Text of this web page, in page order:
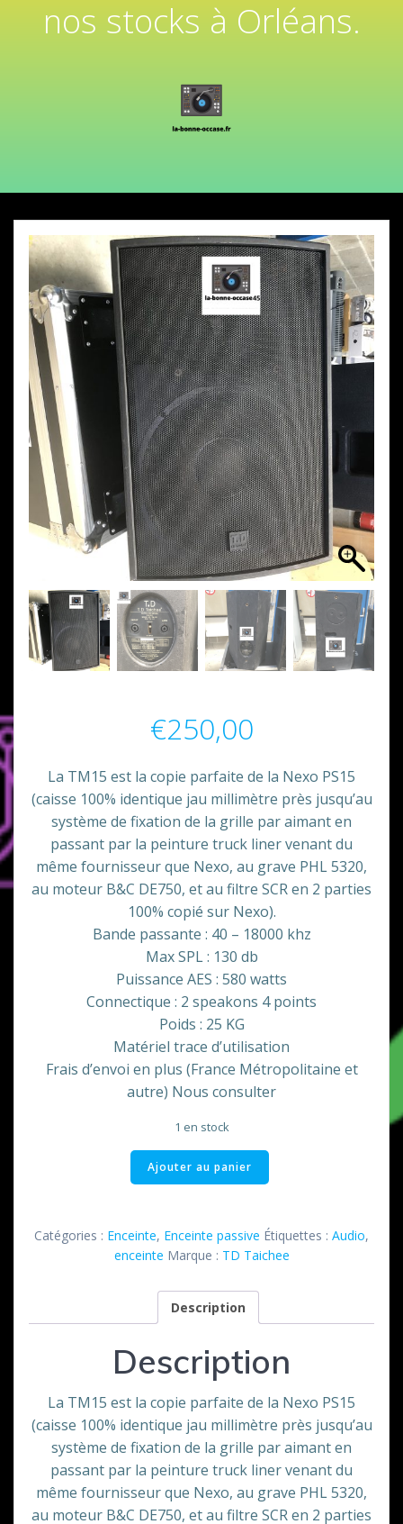
nos stocks à Orléans.
€250,00
La TM15 est la copie parfaite de la Nexo PS15
(caisse 100% identique jau millimètre près jusqu’au
système de fixation de la grille par aimant en
passant par la peinture truck liner venant du
même fournisseur que Nexo, au grave PHL 5320,
au moteur B&C DE750, et au filtre SCR en 2 parties
100% copié sur Nexo).
Bande passante : 40 – 18000 khz
Max SPL : 130 db
Puissance AES : 580 watts
Connectique : 2 speakons 4 points
Poids : 25 KG
Matériel trace d’utilisation
Frais d’envoi en plus (France Métropolitaine et
autre) Nous consulter
1 en stock
quantité
de
15
Taichee
Ajouter au panier
Catégories : Enceinte, Enceinte passive Étiquettes : Audio,
enceinte Marque : TD Taichee
Description
Description
La TM15 est la copie parfaite de la Nexo PS15
(caisse 100% identique jau millimètre près jusqu’au
système de fixation de la grille par aimant en
passant par la peinture truck liner venant du
même fournisseur que Nexo, au grave PHL 5320,
au moteur B&C DE750, et au filtre SCR en 2 parties